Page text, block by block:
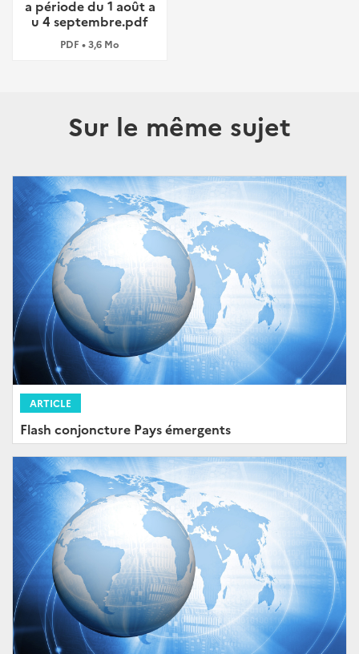
a période du 1 août a
u 4 septembre.pdf
PDF • 3,6 Mo
Sur le même sujet
ARTICLE
Flash conjoncture Pays émergents